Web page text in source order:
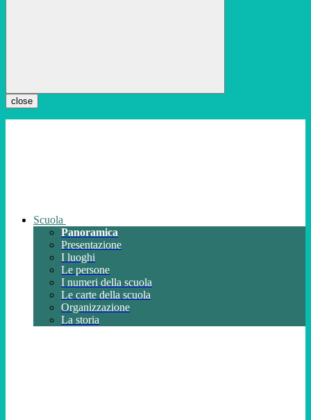
close
Scuola
Panoramica
Presentazione
I luoghi
Le persone
I numeri della scuola
Le carte della scuola
Organizzazione
La storia